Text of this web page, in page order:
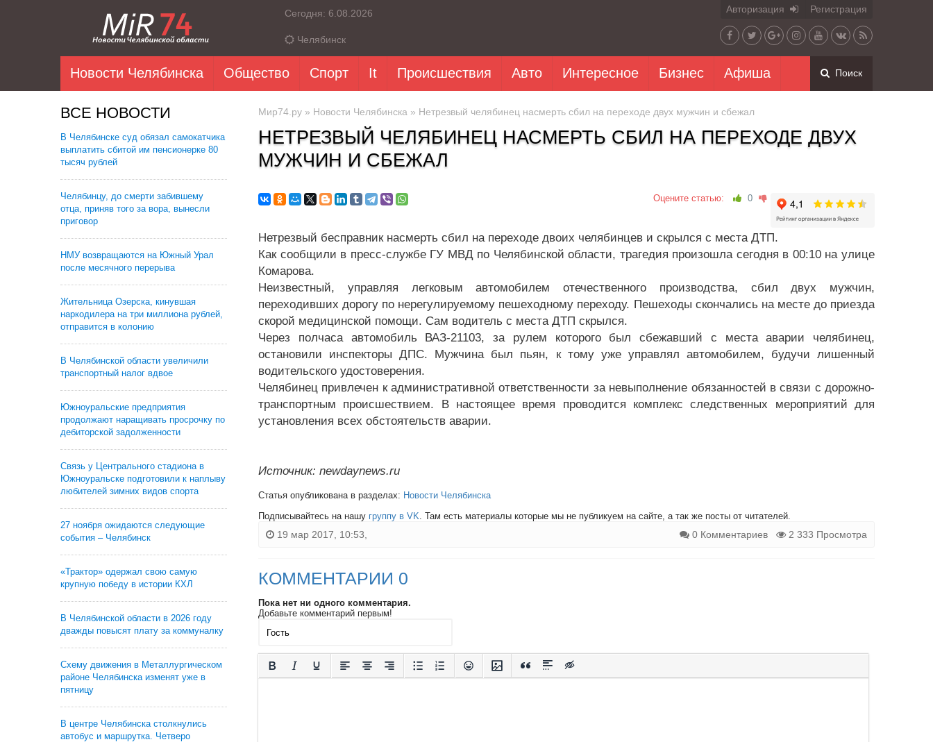
Сегодня: 6.08.2026
Челябинск
Авторизация Регистрация
Новости Челябинска Общество Спорт It Происшествия Авто Интересное Бизнес Афиша Поиск
ВСЕ НОВОСТИ
В Челябинске суд обязал самокатчика
выплатить сбитой им пенсионерке 80
тысяч рублей
Челябинцу, до смерти забившему
отца, приняв того за вора, вынесли
приговор
НМУ возвращаются на Южный Урал
после месячного перерыва
Жительница Озерска, кинувшая
наркодилера на три миллиона рублей,
отправится в колонию
В Челябинской области увеличили
транспортный налог вдвое
Южноуральские предприятия
продолжают наращивать просрочку по
дебиторской задолженности
Связь у Центрального стадиона в
Южноуральске подготовили к наплыву
любителей зимних видов спорта
27 ноября ожидаются следующие
события – Челябинск
«Трактор» одержал свою самую
крупную победу в истории КХЛ
В Челябинской области в 2026 году
дважды повысят плату за коммуналку
Схему движения в Металлургическом
районе Челябинска изменят уже в
пятницу
В центре Челябинска столкнулись
автобус и маршрутка. Четверо
Мир74.ру » Новости Челябинска » Нетрезвый челябинец насмерть сбил на переходе двух мужчин и сбежал
НЕТРЕЗВЫЙ ЧЕЛЯБИНЕЦ НАСМЕРТЬ СБИЛ НА ПЕРЕХОДЕ ДВУХ
МУЖЧИН И СБЕЖАЛ
Оцените статью: 0
Нетрезвый бесправник насмерть сбил на переходе двоих челябинцев и скрылся с места ДТП.
Как сообщили в пресс-службе ГУ МВД по Челябинской области, трагедия произошла сегодня в 00:10 на улице
Комарова.
Неизвестный, управляя легковым автомобилем отечественного производства, сбил двух мужчин,
переходивших дорогу по нерегулируемому пешеходному переходу. Пешеходы скончались на месте до приезда
скорой медицинской помощи. Сам водитель с места ДТП скрылся.
Через полчаса автомобиль ВАЗ-21103, за рулем которого был сбежавший с места аварии челябинец,
остановили инспекторы ДПС. Мужчина был пьян, к тому уже управлял автомобилем, будучи лишенный
водительского удостоверения.
Челябинец привлечен к административной ответственности за невыполнение обязанностей в связи с дорожно-
транспортным происшествием. В настоящее время проводится комплекс следственных мероприятий для
установления всех обстоятельств аварии.
Источник: newdaynews.ru
Статья опубликована в разделах: Новости Челябинска
Подписывайтесь на нашу группу в VK. Там есть материалы которые мы не публикуем на сайте, а так же посты от читателей.
19 мар 2017, 10:53, 0 Комментариев 2 333 Просмотра
КОММЕНТАРИИ 0
Пока нет ни одного комментария.
Добавьте комментарий первым!